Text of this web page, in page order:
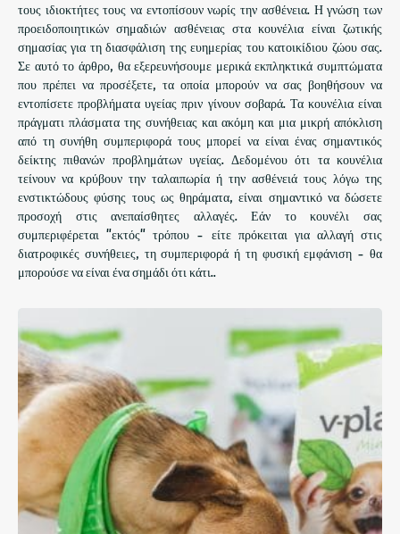
τους ιδιοκτήτες τους να εντοπίσουν νωρίς την ασθένεια. Η γνώση των
προειδοποιητικών σημαδιών ασθένειας στα κουνέλια είναι ζωτικής
σημασίας για τη διασφάλιση της ευημερίας του κατοικίδιου ζώου σας.
Σε αυτό το άρθρο, θα εξερευνήσουμε μερικά εκπληκτικά συμπτώματα
που πρέπει να προσέξετε, τα οποία μπορούν να σας βοηθήσουν να
εντοπίσετε προβλήματα υγείας πριν γίνουν σοβαρά. Τα κουνέλια είναι
πράγματι πλάσματα της συνήθειας και ακόμη και μια μικρή απόκλιση
από τη συνήθη συμπεριφορά τους μπορεί να είναι ένας σημαντικός
δείκτης πιθανών προβλημάτων υγείας. Δεδομένου ότι τα κουνέλια
τείνουν να κρύβουν την ταλαιπωρία ή την ασθένειά τους λόγω της
ενστικτώδους φύσης τους ως θηράματα, είναι σημαντικό να δώσετε
προσοχή στις ανεπαίσθητες αλλαγές. Εάν το κουνέλι σας
συμπεριφέρεται "εκτός" τρόπου - είτε πρόκειται για αλλαγή στις
διατροφικές συνήθειες, τη συμπεριφορά ή τη φυσική εμφάνιση - θα
μπορούσε να είναι ένα σημάδι ότι κάτι..